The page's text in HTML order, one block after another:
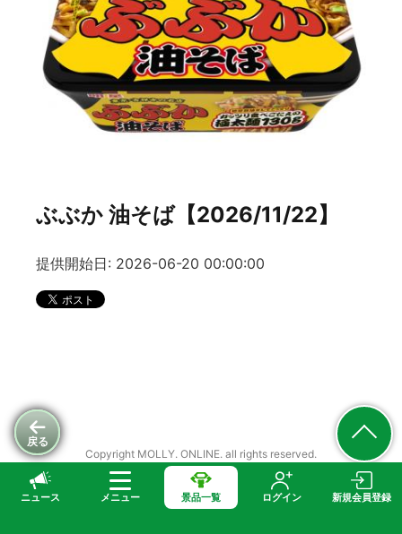
ニュース メニュー 景品一覧 ログイン 新規会員登録
戻る
ぶぶか 油そば【2026/11/22】
提供開始日: 2026-06-20 00:00:00
Copyright MOLLY. ONLINE. all rights reserved.